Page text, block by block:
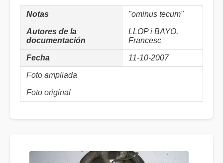
Notas "ominus tecum"
Autores de la
documentación
LLOP i BAYO,
Francesc
Fecha 11-10-2007
Foto ampliada
Foto original